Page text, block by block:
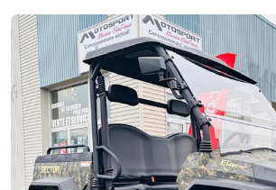
EN INVENTAIRE Neuf